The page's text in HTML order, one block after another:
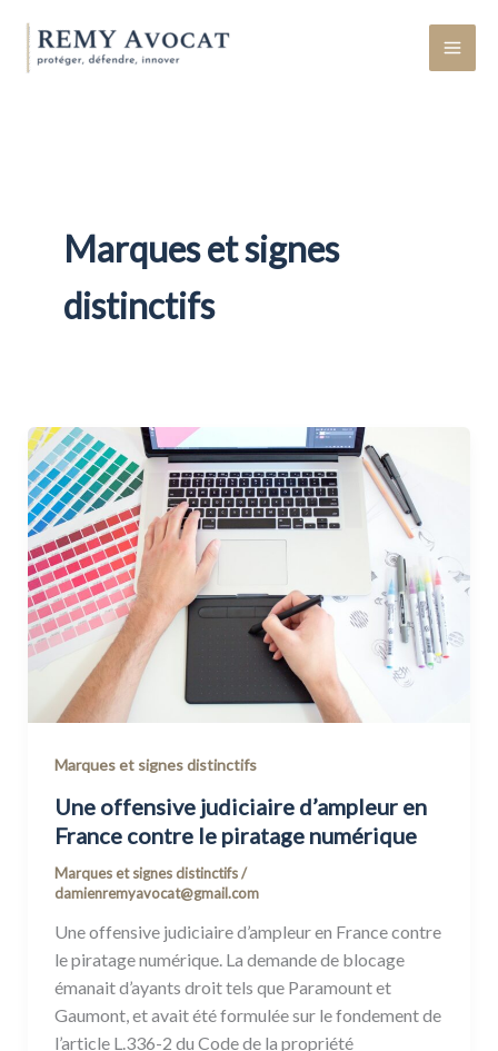
contenu
Marques et signes
distinctifs
Marques et signes distinctifs
Une offensive judiciaire d’ampleur en
France contre le piratage numérique
Marques et signes distinctifs/
damienremyavocat@gmail.com
Une offensive judiciaire d’ampleur en France contre
le piratage numérique. La demande de blocage
émanait d’ayants droit tels que Paramount et
Gaumont, et avait été formulée sur le fondement de
l’article L.336-2 du Code de la propriété